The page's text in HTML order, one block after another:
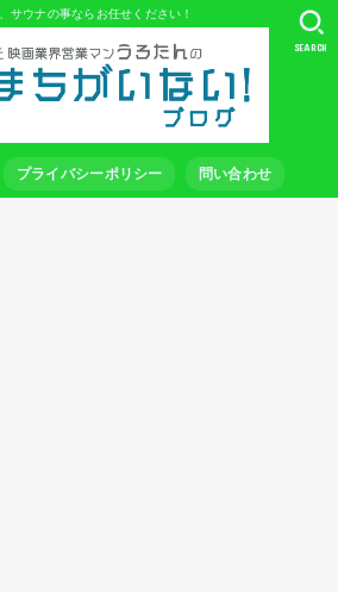
サウナの事ならお任せください！
プライバシーポリシー 問い合わせ
SEARCH